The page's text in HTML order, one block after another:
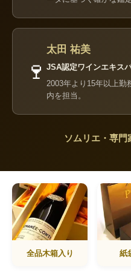
🍷
太田 祐美
JSA認定ワインエキス
2003年より15年以上勤
内を担当。
ソムリエ・専門
全品木箱入り 紙